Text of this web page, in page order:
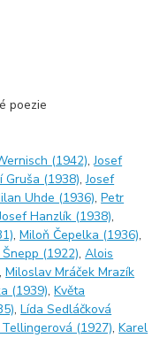
poezie
(1942),Josef
Gruša (1938),Josef
Uhde (1936),Petr
Hanzlík (1938),
,Miloň Čepelka (1936),
Šnepp (1922),Alois
,Miloslav Mráček Mrazík
(1939),Květa
,Lída Sedláčková
(1927),Karel